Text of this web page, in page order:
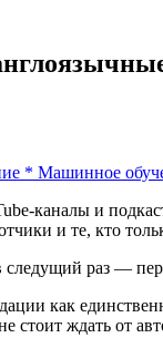
* Машинное
каналы и
и те, кто
следущий раз —
как
стоит ждать от